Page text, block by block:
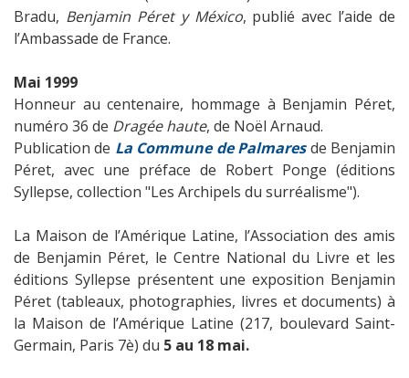
Bradu, Benjamin Péret y México, publié avec l’aide de
l’Ambassade de France.
Mai 1999
Honneur au centenaire, hommage à Benjamin Péret,
numéro 36 de Dragée haute, de Noël Arnaud.
Publication de La Commune de Palmaresde Benjamin
Péret, avec une préface de Robert Ponge (éditions
Syllepse, collection "Les Archipels du surréalisme").
La Maison de l’Amérique Latine, l’Association des amis
de Benjamin Péret, le Centre National du Livre et les
éditions Syllepse présentent une exposition Benjamin
Péret (tableaux, photographies, livres et documents) à
la Maison de l’Amérique Latine (217, boulevard Saint-
Germain, Paris 7è) du 5 au 18 mai.